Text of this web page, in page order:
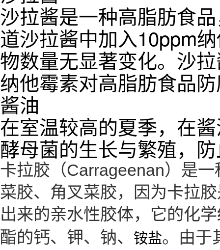
沙拉酱是一种高脂肪食
道沙拉酱中加入10ppm
物数量无显著变化。沙
纳他霉素对高脂肪食品
酱油
在室温较高的夏季，在
酵母菌的生长与繁殖，
卡拉胶（Carrageenan）是
菜胶、角叉菜胶，因为卡拉
出来的亲水性胶体，它的化
酯的钙、钾、钠、
铵盐。由于